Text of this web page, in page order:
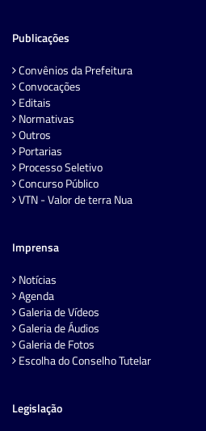
Publicações
Convênios da Prefeitura
Convocações
Editais
Normativas
Outros
Portarias
Processo Seletivo
Concurso Público
VTN - Valor de terra Nua
Imprensa
Notícias
Agenda
Galeria de Vídeos
Galeria de Áudios
Galeria de Fotos
Escolha do Conselho Tutelar
Legislação